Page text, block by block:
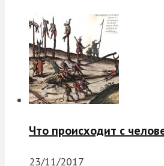
Что происходит с
23/11/2017